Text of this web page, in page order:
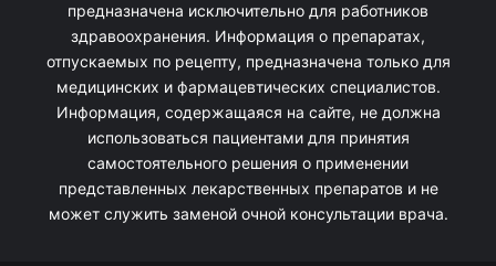
предназначена исключительно для работников
здравоохранения. Информация о препаратах,
отпускаемых по рецепту, предназначена только для
медицинских и фармацевтических специалистов.
Информация, содержащаяся на сайте, не должна
использоваться пациентами для принятия
самостоятельного решения о применении
представленных лекарственных препаратов и не
может служить заменой очной консультации врача.